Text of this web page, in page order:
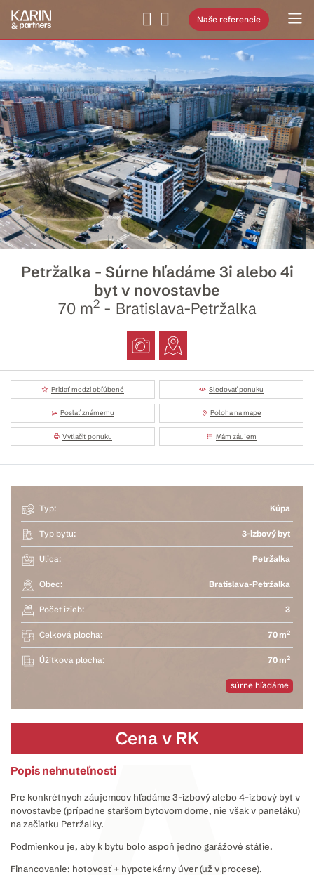
Naše referencie
Petržalka - Súrne hľadáme 3i alebo 4i
byt v novostavbe
70 m2- Bratislava-Petržalka
Pridať medzi obľúbené Sledovať ponuku
Poslať známemu Poloha na mape
Vytlačiť ponuku Mám záujem
Typ: Kúpa
Typ bytu: 3-izbový byt
Ulica: Petržalka
Obec: Bratislava-Petržalka
Počet izieb: 3
Celková plocha: 70 m2
Úžitková plocha: 70 m2
súrne hľadáme
Cena v RK
Popis nehnuteľnosti
Pre konkrétnych záujemcov hľadáme 3-izbový alebo 4-izbový byt v
novostavbe (prípadne staršom bytovom dome, nie však v paneláku)
na začiatku Petržalky.
Podmienkou je, aby k bytu bolo aspoň jedno garážové státie.
Financovanie: hotovosť + hypotekárny úver (už v procese).